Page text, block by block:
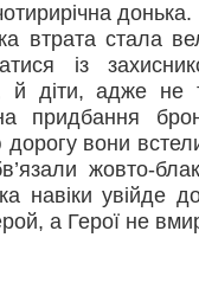
донька.
втрата стала
із
й діти, адже не
придбання
вони
жовто-
навіки увійде
а Герої не